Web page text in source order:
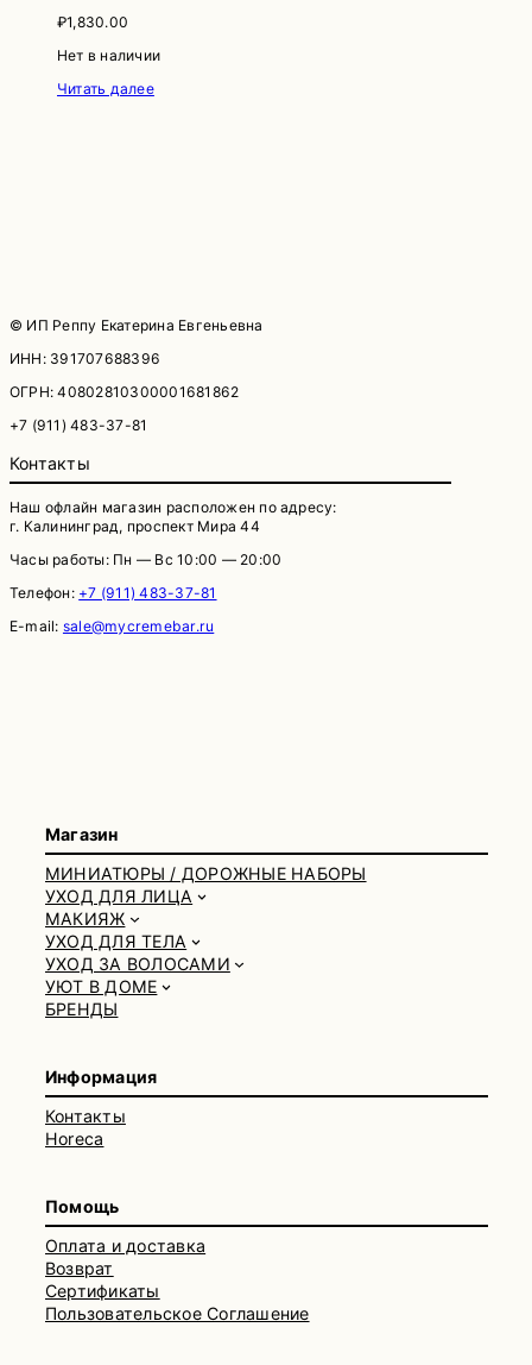
₽1,830.00
Нет в наличии
Читать далее
© ИП Реппу Екатерина Евгеньевна
ИНН: 391707688396
ОГРН: 40802810300001681862
+7 (911) 483-37-81
Контакты
Наш офлайн магазин расположен по адресу:
г. Калининград, проспект Мира 44
Часы работы: Пн — Вс 10:00 — 20:00
Телефон: +7 (911) 483-37-81
E-mail: sale@mycremebar.ru
Магазин
МИНИАТЮРЫ / ДОРОЖНЫЕ НАБОРЫ
УХОД ДЛЯ ЛИЦА
МАКИЯЖ
УХОД ДЛЯ ТЕЛА
УХОД ЗА ВОЛОСАМИ
УЮТ В ДОМЕ
БРЕНДЫ
Информация
Контакты
Horeca
Помощь
Оплата и доставка
Возврат
Сертификаты
Пользовательское Соглашение